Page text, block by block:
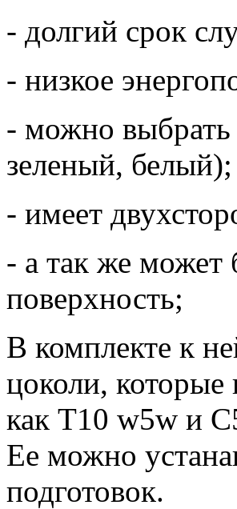
- долгий срок
- низкое
- можно выбрать
зеленый, белый);
- имеет
- а так же может
поверхность;
В комплекте к
цоколи, которые
как Т10 w5w и
Ее можно
подготовок.